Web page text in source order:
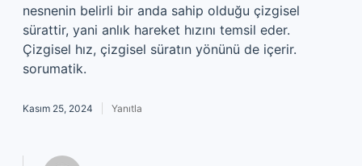
nesnenin belirli bir anda sahip olduğu çizgisel
sürattir, yani anlık hareket hızını temsil eder.
Çizgisel hız, çizgisel süratın yönünü de içerir.
sorumatik.
Kasım 25, 2024 Yanıtla